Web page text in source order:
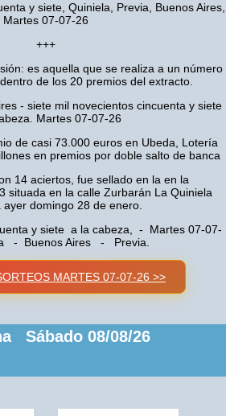
y siete, Quiniela, Previa, Buenos Aires,
Martes 07-07-26
+++
es aquella que se realiza a un número
de los 20 premios del extracto.
- siete mil novecientos cincuenta y siete
Martes 07-07-26
de casi 73.000 euros en Ubeda, Lotería
en premios por doble salto de banca
14 aciertos, fue sellado en la en la
situada en la calle Zurbarán La Quiniela
ayer domingo 28 de enero.
y siete a la cabeza, - Martes 07-07-
- Buenos Aires - Previa.
MARTES 07-07-26 >>
Sábado 08/08/26